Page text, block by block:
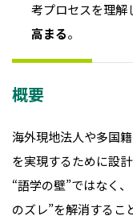
考プロセスを理解
高まる。
概要
海外現地法人や多国
を実現するために設
“語学の壁”ではなく
のズレ”を解消するこ